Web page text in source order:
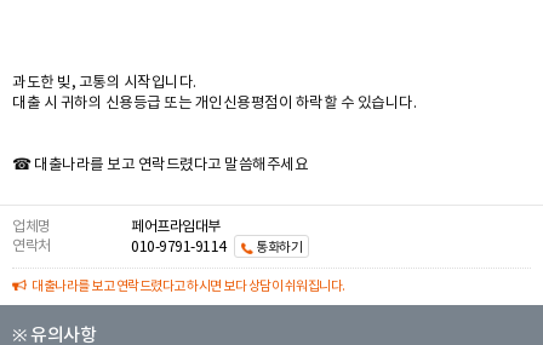
과도한 빚, 고통의 시작입니다.
대출 시 귀하의 신용등급 또는 개인신용평점이 하락할 수 있습니다.
☎ 대출나라를 보고 연락드렸다고 말씀해주세요
업체명
페어프라임대부
연락처
010-9791-9114 통화하기
대출나라를 보고 연락드렸다고 하시면 보다 상담이 쉬워집니다.
※ 유의사항